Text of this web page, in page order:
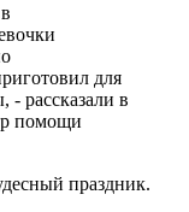
для
- рассказали в
помощи
праздник.